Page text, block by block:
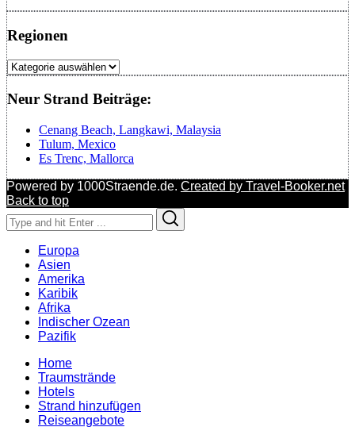
Regionen
Regionen
Neur Strand Beiträge:
Cenang Beach, Langkawi, Malaysia
Tulum, Mexico
Es Trenc, Mallorca
Powered by 1000Straende.de. Created by Travel-Booker.net
Back to top
Search
for:
Europa
Asien
Amerika
Karibik
Afrika
Indischer Ozean
Pazifik
Home
Traumstrände
Hotels
Strand hinzufügen
Reiseangebote